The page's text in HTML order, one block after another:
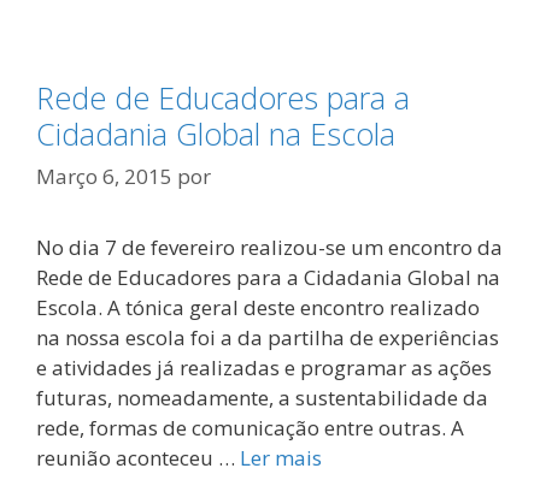
Rede de Educadores para a
Cidadania Global na Escola
Março 6, 2015 por
No dia 7 de fevereiro realizou-se um encontro da
Rede de Educadores para a Cidadania Global na
Escola. A tónica geral deste encontro realizado
na nossa escola foi a da partilha de experiências
e atividades já realizadas e programar as ações
futuras, nomeadamente, a sustentabilidade da
rede, formas de comunicação entre outras. A
reunião aconteceu … Ler mais